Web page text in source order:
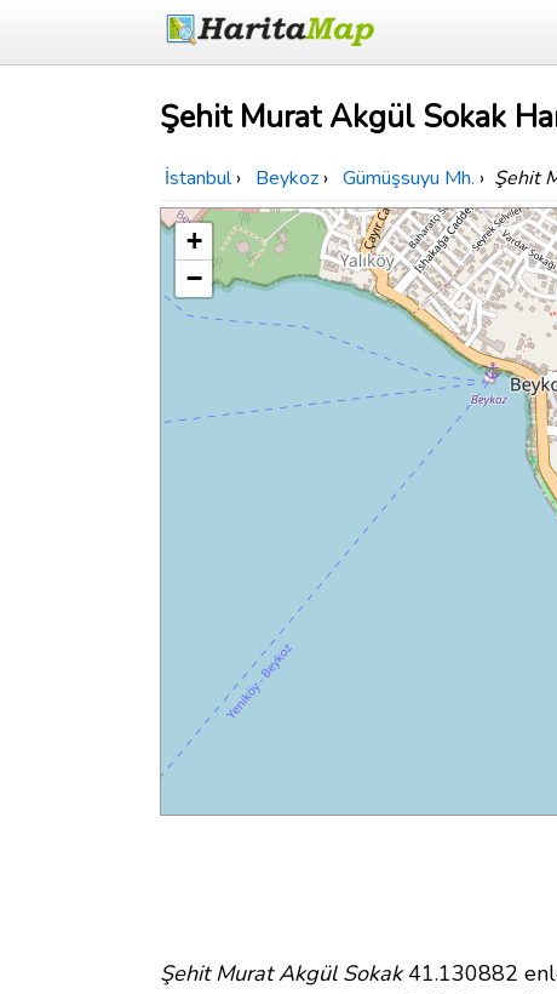
Şehit Murat Akgül Sokak
İstanbul › Beykoz › Gümüşsuyu Mh. › Şehit
+
−
Şehit Murat Akgül Sokak41.130882